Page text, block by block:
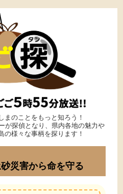
まのことをもっと知ろう！
が探偵となり、県内各地の魅力や
の様々な事柄を探ります！
災害から命を守る